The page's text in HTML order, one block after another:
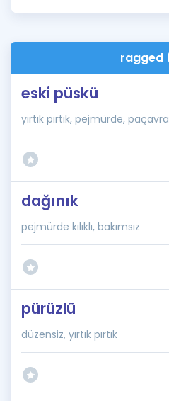
İngilizce Gramer
ragged
eski püskü
yırtık pırtık, pejmürde,
dağınık
pejmürde kılıklı, bakımsız
pürüzlü
düzensiz, yırtık pırtık